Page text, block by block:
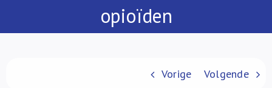
Vorming
opioïden
Vorige Volgende